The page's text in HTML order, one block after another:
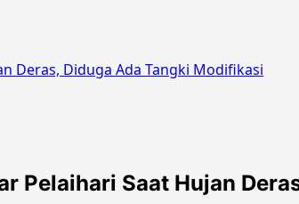
Deras, Diduga Ada Tangki Modifikasi
Pelaihari Saat Hujan